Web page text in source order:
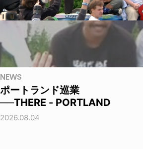
NEWS
ポートランド巡業
──THERE - PORTLAND
2026.08.04